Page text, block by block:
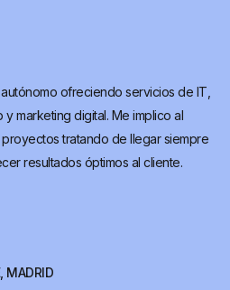
MADRID
ofreciendo servicios de IT,
marketing digital. Me implico al
tratando de llegar siempre
resultados óptimos al cliente.